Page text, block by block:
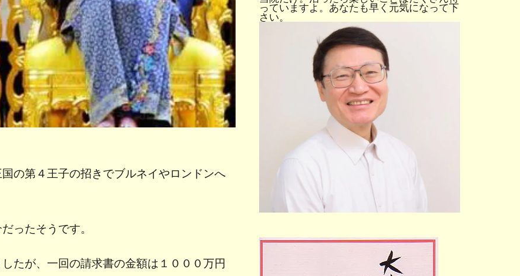
の第４王子の招きでブルネイやロンドンへ
ったそうです。
たが、一回の請求書の金額は１０００万円
っていますよ。あなたも早く元気になって下
さい。